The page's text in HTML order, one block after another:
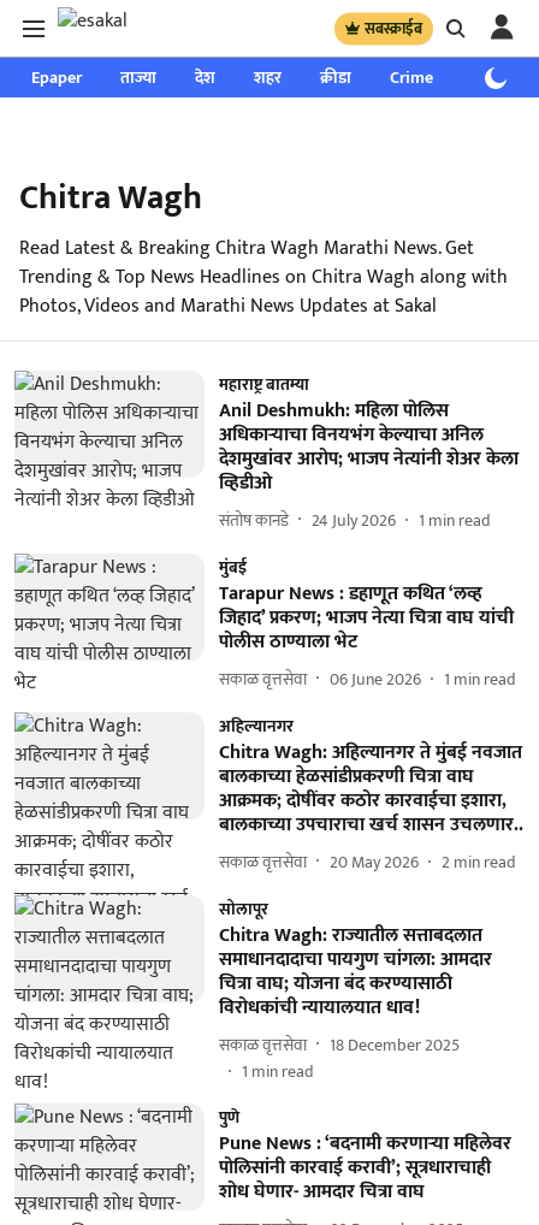
सबस्क्राईब
Epaper ताज्या देश शहर क्रीडा Crime साप्ताहिक
Chitra Wagh
Read Latest & Breaking Chitra Wagh Marathi News. Get
Trending & Top News Headlines on Chitra Wagh along with
Photos, Videos and Marathi News Updates at Sakal
महाराष्ट्र बातम्या
Anil Deshmukh: महिला पोलिस
अधिकाऱ्याचा विनयभंग केल्याचा अनिल
देशमुखांवर आरोप; भाजप नेत्यांनी शेअर केला
व्हिडीओ
संतोष कानडे 24 July 2026 1 min read
मुंबई
Tarapur News : डहाणूत कथित ‘लव्ह
जिहाद’ प्रकरण; भाजप नेत्या चित्रा वाघ यांची
पोलीस ठाण्याला भेट
सकाळ वृत्तसेवा 06 June 2026 1 min read
अहिल्यानगर
Chitra Wagh: अहिल्यानगर ते मुंबई नवजात
बालकाच्या हेळसांडीप्रकरणी चित्रा वाघ
आक्रमक; दोषींवर कठोर कारवाईचा इशारा,
बालकाच्या उपचाराचा खर्च शासन उचलणार..
सकाळ वृत्तसेवा 20 May 2026 2min read
सोलापूर
Chitra Wagh: राज्यातील सत्ताबदलात
समाधानदादाचा पायगुण चांगला: आमदार
चित्रा वाघ; योजना बंद करण्यासाठी
विरोधकांची न्यायालयात धाव!
सकाळ वृत्तसेवा
18 December 2025
1 min read
पुणे
Pune News : ‘बदनामी करणाऱ्या महिलेवर
पोलिसांनी कारवाई करावी’; सूत्रधाराचाही
शोध घेणार- आमदार चित्रा वाघ